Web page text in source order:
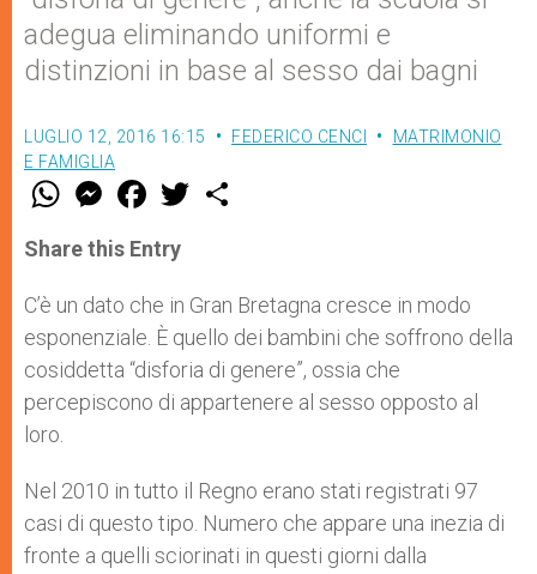
adegua eliminando uniformi e
distinzioni in base al sesso dai bagni
LUGLIO 12, 2016 16:15 FEDERICO CENCI
MATRIMONIO
E FAMIGLIA
W
t
s
p
p
M
e
s
e
g
e
r
F
a
e
b
o
k
w
r
Share this Entry
C’è un dato che in Gran Bretagna cresce in modo
esponenziale. È quello dei bambini che soffrono della
cosiddetta “disforia di genere”, ossia che
percepiscono di appartenere al sesso opposto al
loro.
Nel 2010 in tutto il Regno erano stati registrati 97
casi di questo tipo. Numero che appare una inezia di
fronte a quelli sciorinati in questi giorni dalla